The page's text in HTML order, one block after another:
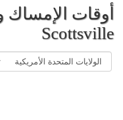
أوقات الإمساك
Scottsville